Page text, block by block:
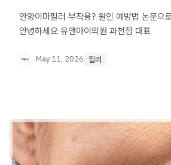
안양이마필러 부작용? 원인 예방법 논문으
안녕하세요 유앤아이의원 과천점 대표
May 11, 2026 필러